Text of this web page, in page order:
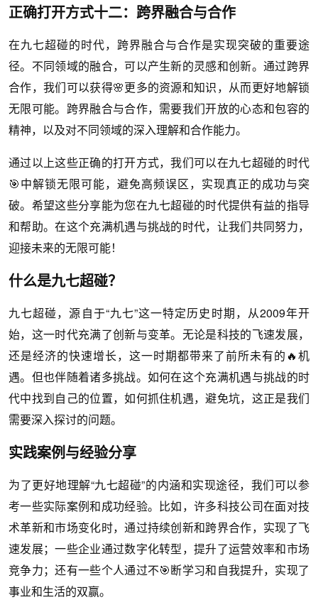
正确打开方式十二：跨界融合与合作
在九七超碰的时代，跨界融合与合作是实现突破的重要途
径。不同领域的融合，可以产生新的灵感和创新。通过跨界
合作，我们可以获得🌸更多的资源和知识，从而更好地解锁
无限可能。跨界融合与合作，需要我们开放的心态和包容的
精神，以及对不同领域的深入理解和合作能力。
通过以上这些正确的打开方式，我们可以在九七超碰的时代
🎯中解锁无限可能，避免高频误区，实现真正的成功与突
破。希望这些分享能为您在九七超碰的时代提供有益的指导
和帮助。在这个充满机遇与挑战的时代，让我们共同努力，
迎接未来的无限可能！
什么是九七超碰？
九七超碰，源自于“九七”这一特定历史时期，从2009年开
始，这一时代充满了创新与变革。无论是科技的飞速发展，
还是经济的快速增长，这一时期都带来了前所未有的🔥机
遇。但也伴随着诸多挑战。如何在这个充满机遇与挑战的时
代中找到自己的位置，如何抓住机遇，避免坑，这正是我们
需要深入探讨的问题。
实践案例与经验分享
为了更好地理解“九七超碰”的内涵和实现途径，我们可以参
考一些实际案例和成功经验。比如，许多科技公司在面对技
术革新和市场变化时，通过持续创新和跨界合作，实现了飞
速发展；一些企业通过数字化转型，提升了运营效率和市场
竞争力；还有一些个人通过不🎯断学习和自我提升，实现了
事业和生活的双赢。